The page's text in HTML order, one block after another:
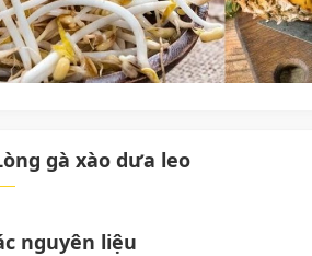
gà xào dưa leo
nguyên liệu